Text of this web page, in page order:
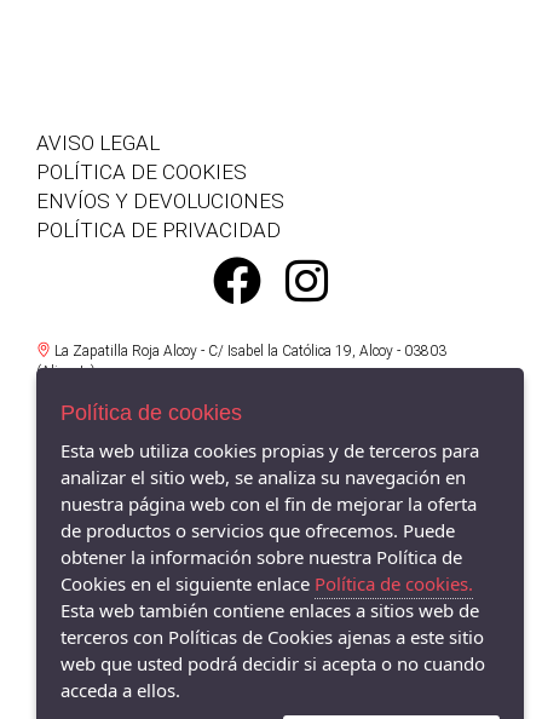
AVISO LEGAL
POLÍTICA DE COOKIES
ENVÍOS Y DEVOLUCIONES
POLÍTICA DE PRIVACIDAD
La Zapatilla Roja Alcoy - C/ Isabel la Católica 19, Alcoy - 03803
(Alicante)
Alcoy - 03803 (Alicante)
966338575
La Zapatilla Roja Cocentaina - Av/ Passeig del Comtat 63, Cocentaina -
03820 (Alicante)
965590962
La Zapatilla Roja El Campello - Av/ San Bartolomé 62, El Campello -
03560 (Alicante)
Política de cookies
Esta web utiliza cookies propias y de terceros para
analizar el sitio web, se analiza su navegación en
nuestra página web con el fin de mejorar la oferta
de productos o servicios que ofrecemos. Puede
obtener la información sobre nuestra Política de
Cookies en el siguiente enlace Política de cookies.
Esta web también contiene enlaces a sitios web de
terceros con Políticas de Cookies ajenas a este sitio
web que usted podrá decidir si acepta o no cuando
acceda a ellos.